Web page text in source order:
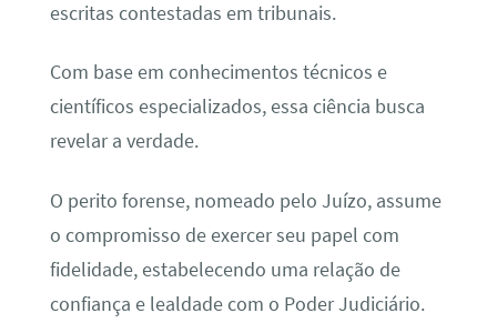
escritas contestadas em tribunais.
Com base em conhecimentos técnicos e
científicos especializados, essa ciência busca
revelar a verdade.
O perito forense, nomeado pelo Juízo, assume
o compromisso de exercer seu papel com
fidelidade, estabelecendo uma relação de
confiança e lealdade com o Poder Judiciário.